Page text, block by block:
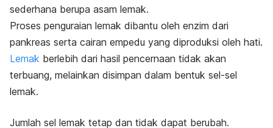
sederhana berupa asam lemak.
Proses penguraian lemak dibantu oleh enzim dari
pankreas serta cairan empedu yang diproduksi oleh hati.
Lemak berlebih dari hasil pencernaan tidak akan
terbuang, melainkan disimpan dalam bentuk sel-sel
lemak.
Jumlah sel lemak tetap dan tidak dapat berubah.